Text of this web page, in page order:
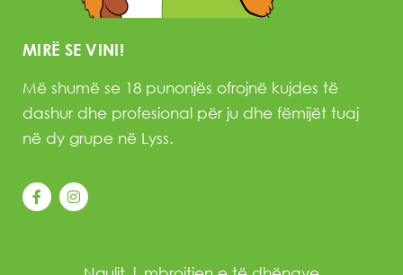
MIRË SE VINI!
Më shumë se 18 punonjës ofrojnë kujdes të
dashur dhe profesional për ju dhe fëmijët tuaj
në dy grupe në Lyss.